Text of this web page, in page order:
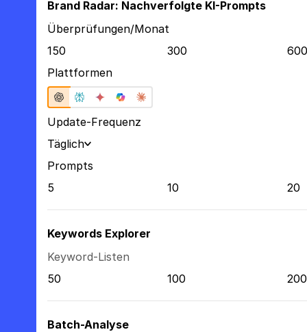
Brand Radar: Nachverfolgte KI-Prompts
Überprüfungen/Monat
150
300
600
Plattformen
Update-Frequenz
Täglich
Prompts
5
10 20
Keywords Explorer
Keyword-Listen
50
100 200
Batch-Analyse